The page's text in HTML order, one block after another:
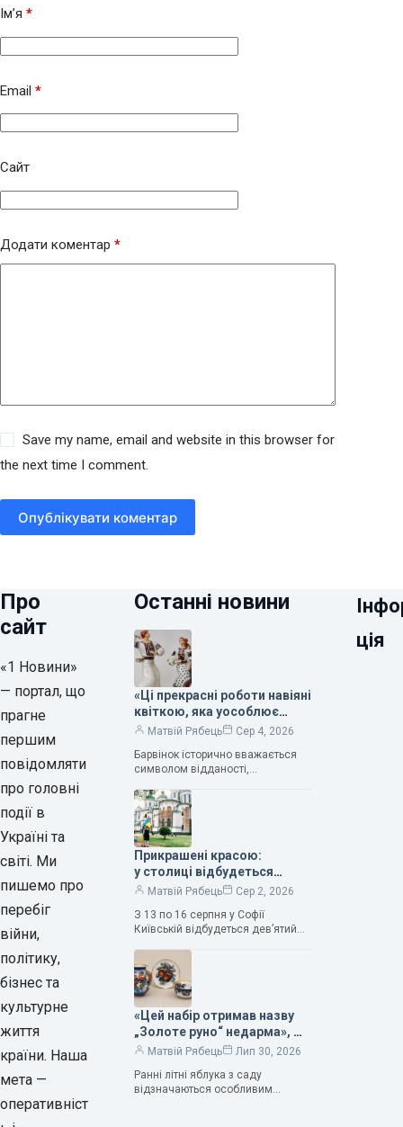
Ім’я *
Email *
Сайт
Додати коментар *
Save my name, email and website in this browser for
the next time I comment.
Опублікувати коментар
Про
сайт
«1 Новини»
— портал, що
прагне
першим
повідомляти
про головні
події в
Україні та
світі. Ми
пишемо про
перебіг
війни,
політику,
бізнес та
культурне
життя
країни. Наша
мета —
оперативніст
Останні новини
«Ці прекрасні роботи навіяні
квіткою, яка уособлює
нескінченне кохання», —
Людмила Карпінська-
Романюк
Матвій Рябець
Сер 4, 2026
Барвінок історично вважається
символом відданості,
та тривалого подружнього союзу.
Саме тому ця рослина надихала і
продовжує надихати митців на
Прикрашені красою:
у столиці відбудеться
дев’ятий фестиваль
Матвій Рябець
Сер 2, 2026
З 13 по 16 серпня у Софії
Київській відбудеться дев’ятий
мистецтв Bouquet Kyiv Stage. Ця
подія традиційно…
«Цей набір отримав назву
„Золоте руно“ недарма», —
колекціонерка Людмила
Матвій Рябець
Лип 30, 2026
Ранні літні яблука з саду
відзначаються особливим
ція